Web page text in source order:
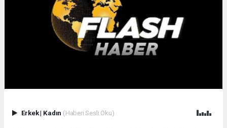
Erkek| Kadın (Haberi Sesli Oku)